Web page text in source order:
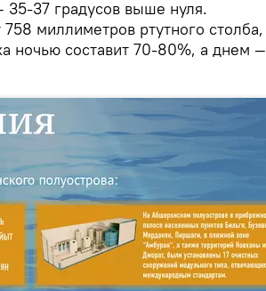
37 градусов выше нуля.
миллиметров ртутного столба,
ночью составит 70-80%, а днем —